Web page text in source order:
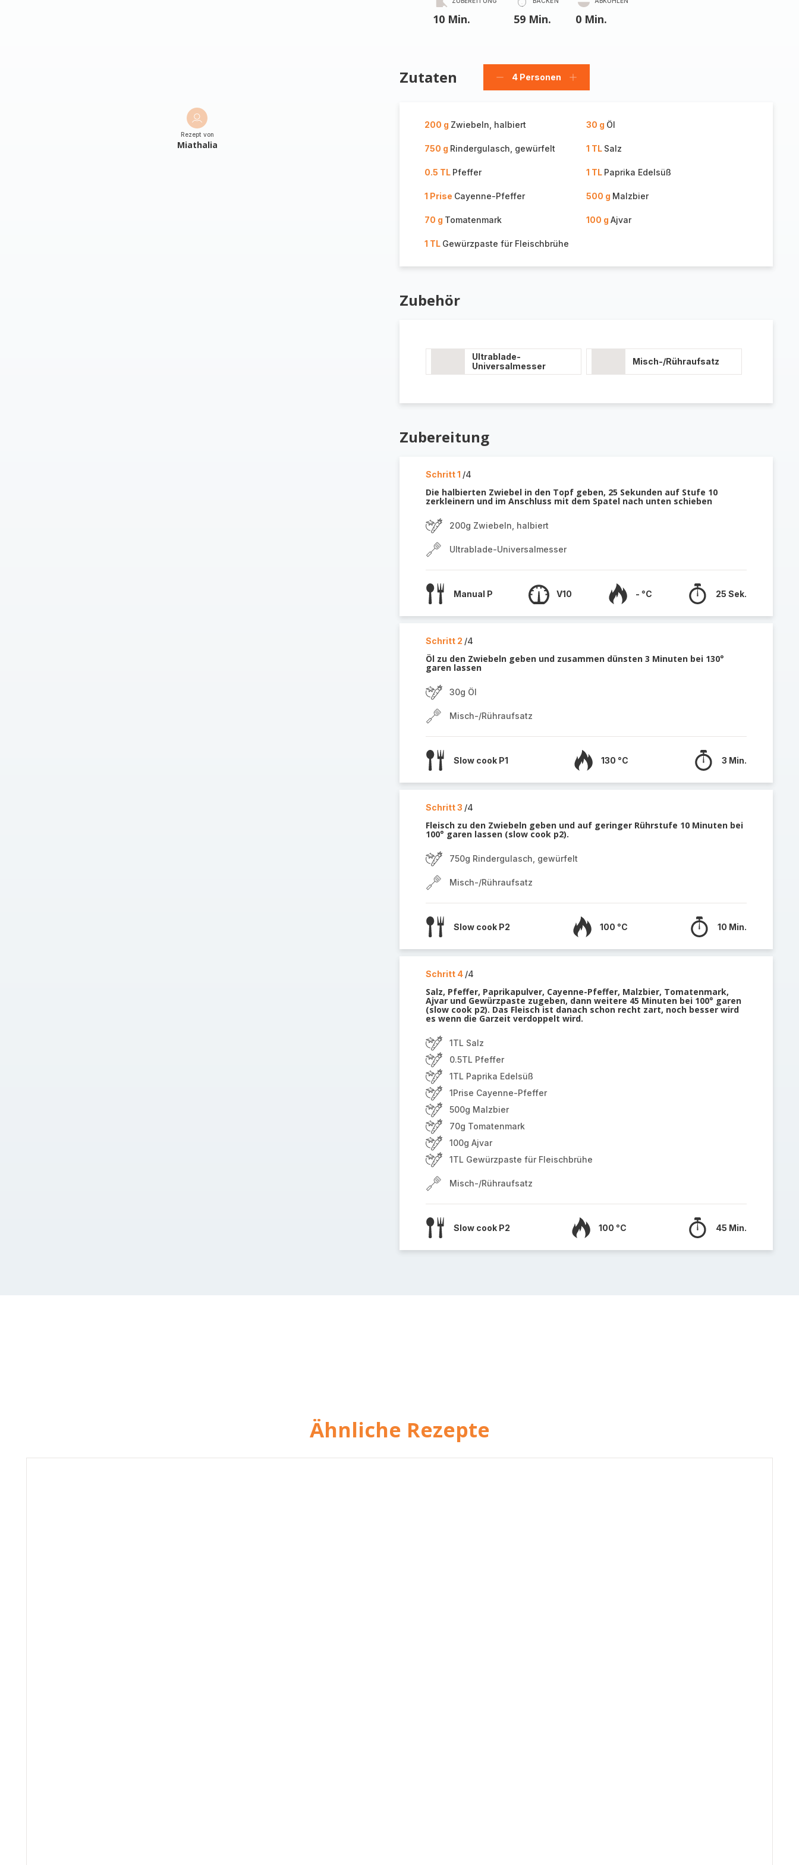
Rezept von
Miathalia
10 Min. 59 Min. 0 Min.
Zutaten
Personen
4 Personen
Personen
200 g Zwiebeln, halbiert 30 g Öl
750 g Rindergulasch, gewürfelt 1 TL Salz
0.5 TL Pfeffer 1 TL Paprika Edelsüß
1 Prise Cayenne-Pfeffer 500 g Malzbier
70 g Tomatenmark 100 g Ajvar
1 TL Gewürzpaste für Fleischbrühe
Zubehör
Ultrablade-
Universalmesser
Misch-/Rühraufsatz
Zubereitung
Schritt 1 /4
Die halbierten Zwiebel in den Topf geben, 25 Sekunden auf Stufe 10
zerkleinern und im Anschluss mit dem Spatel nach unten schieben
200g Zwiebeln, halbiert
Ultrablade-Universalmesser
Manual P V10 - °C 25 Sek.
Schritt 2 /4
Öl zu den Zwiebeln geben und zusammen dünsten 3 Minuten bei 130°
garen lassen
30g Öl
Misch-/Rühraufsatz
Slow cook P1 130 °C 3 Min.
Schritt 3 /4
Fleisch zu den Zwiebeln geben und auf geringer Rührstufe 10 Minuten bei
100° garen lassen (slow cook p2).
750g Rindergulasch, gewürfelt
Misch-/Rühraufsatz
Slow cook P2 100 °C 10 Min.
Schritt 4 /4
Salz, Pfeffer, Paprikapulver, Cayenne-Pfeffer, Malzbier, Tomatenmark,
Ajvar und Gewürzpaste zugeben, dann weitere 45 Minuten bei 100° garen
(slow cook p2). Das Fleisch ist danach schon recht zart, noch besser wird
es wenn die Garzeit verdoppelt wird.
1TL Salz
0.5TL Pfeffer
1TL Paprika Edelsüß
1Prise Cayenne-Pfeffer
500g Malzbier
70g Tomatenmark
100g Ajvar
1TL Gewürzpaste für Fleischbrühe
Misch-/Rühraufsatz
Slow cook P2 100 °C 45 Min.
Ähnliche Rezepte